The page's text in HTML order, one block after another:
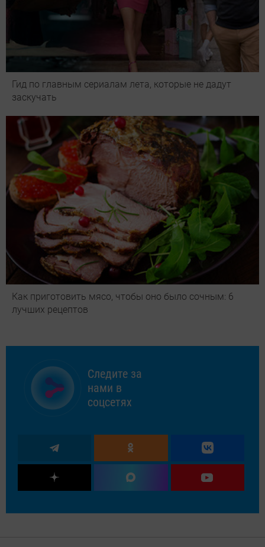
Гид по главным сериалам лета, которые не дадут
заскучать
Как приготовить мясо, чтобы оно было сочным: 6
лучших рецептов
Следите за
нами в
соцсетях